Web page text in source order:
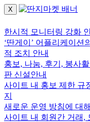
X
한시적 모니터링 강화
‘딴게이’ 어플리케이션
적 조치 안내
홍보, 나눔, 후기, 봉사
판 신설안내
사이트 내 홍보 제한 규
지
새로운 운영 방침에 대
사이트 내 회원간 거래,